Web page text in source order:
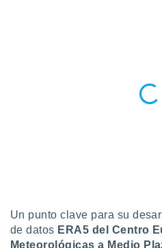
Un punto clave para su
de datos ERA5 del Centro
Meteorológicas a Medio